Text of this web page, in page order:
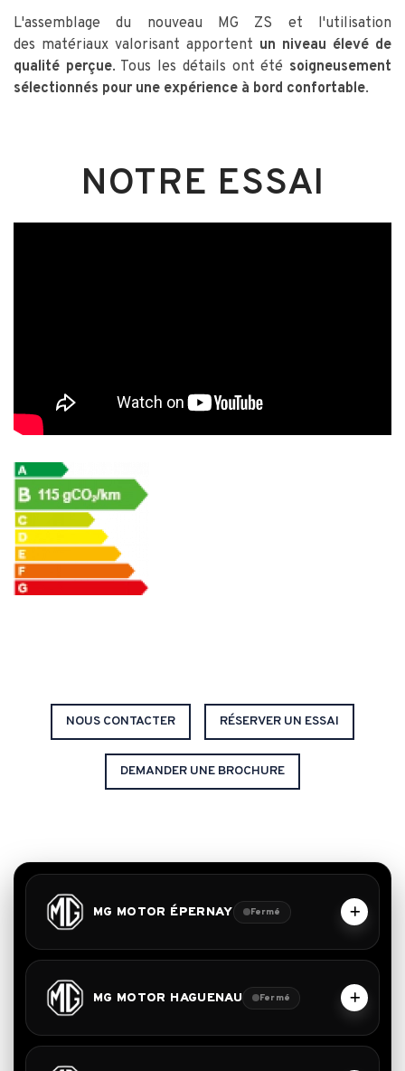
L'assemblage du nouveau MG ZS et l'utilisation
des matériaux valorisant apportent un niveau élevé de
qualité perçue. Tous les détails ont été soigneusement
sélectionnés pour une expérience à bord confortable.
NOTRE ESSAI
NOUS CONTACTER RÉSERVER UN ESSAI
DEMANDER UNE BROCHURE
MG MOTOR ÉPERNAY Fermé
Lun - Ven
9h-12h / 14h-19h
MG MOTOR HAGUENAU Fermé